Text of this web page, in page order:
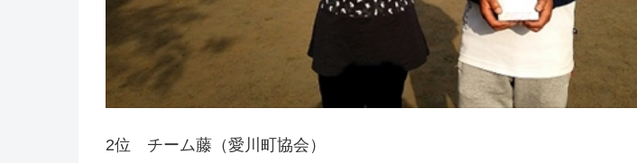
2位 チーム藤（愛川町協会）